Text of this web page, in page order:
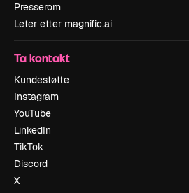
Presserom
Leter etter magnific.ai
Ta kontakt
Kundestøtte
Instagram
YouTube
LinkedIn
TikTok
Discord
X